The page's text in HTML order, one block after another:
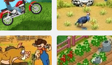
Çiftlik çılgınlığı